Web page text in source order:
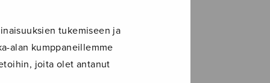
tukemiseen ja
alan kumppaneillemme
joita olet antanut